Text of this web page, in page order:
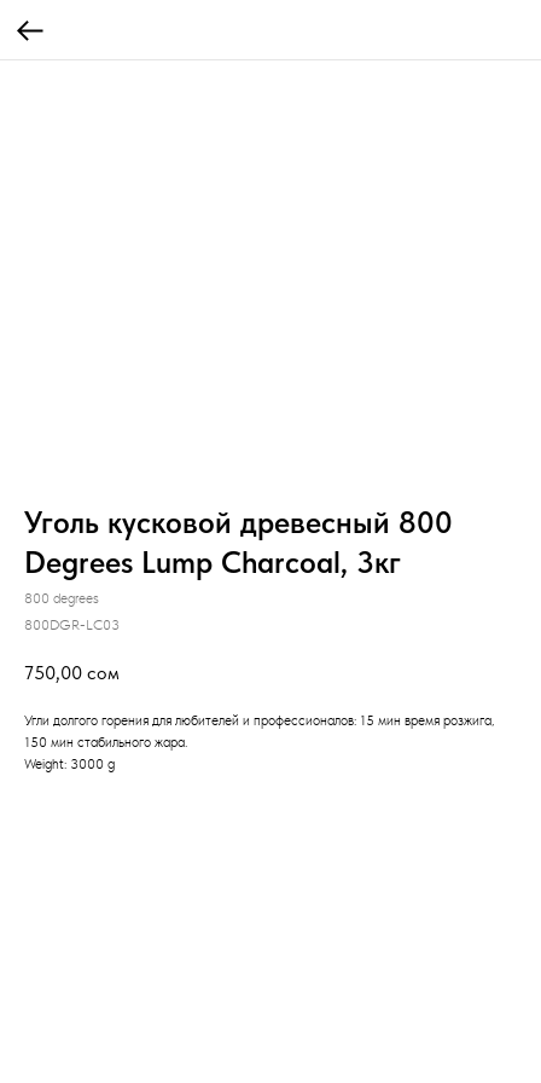
Уголь кусковой древесный 800
Degrees Lump Charcoal, 3кг
800 degrees
800DGR-LC03
750,00 сом
Угли долгого горения для любителей и профессионалов: 15 мин время розжига,
150 мин стабильного жара.
Weight: 3000 g